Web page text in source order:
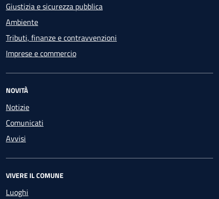
Giustizia e sicurezza pubblica
Ambiente
Tributi, finanze e contravvenzioni
Imprese e commercio
NOVITÀ
Notizie
Comunicati
Avvisi
VIVERE IL COMUNE
Luoghi